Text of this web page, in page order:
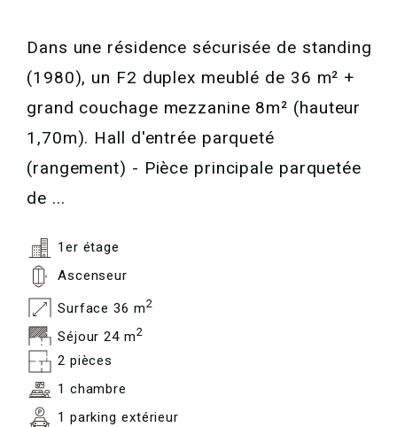
Dans une résidence sécurisée de standing
(1980), un F2 duplex meublé de 36 m² +
grand couchage mezzanine 8m² (hauteur
1,70m). Hall d'entrée parqueté
(rangement) - Pièce principale parquetée
de ...
1er étage
Ascenseur
Surface 36 m2
Séjour 24 m2
2 pièces
1 chambre
1 parking extérieur